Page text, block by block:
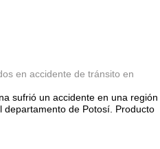
en accidente de tránsito en
sufrió un accidente en una región
departamento de Potosí. Producto